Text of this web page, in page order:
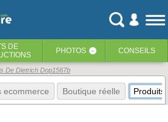
DE
PHOTOS ‹ CONSEILS
De Dietrich Dop1567b
ecommerce Boutique réelle Produits